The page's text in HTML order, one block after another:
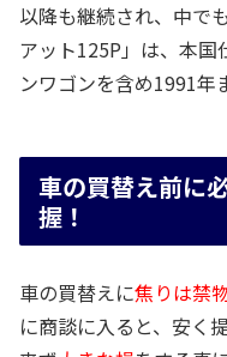
以降も継続され、中で
アット125P」は、本国
ンワゴンを含め1991年
車の買替え前に
握！
車の買替えに焦りは禁
に商談に入ると、安く